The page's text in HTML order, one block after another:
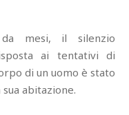
mesi, il silenzio
ai tentativi di
di un uomo è stato
abitazione.